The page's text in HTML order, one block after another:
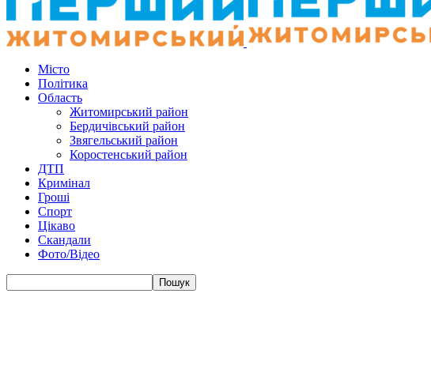
Місто
Політика
Область
Житомирський район
Бердичівський район
Звягельський район
Коростенський район
ДТП
Кримінал
Гроші
Спорт
Цікаво
Скандали
Фото/Відео